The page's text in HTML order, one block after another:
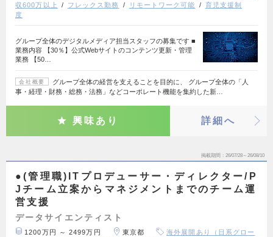
収600万以上
フレックス勤務 リモートワーク可能
育児支援制
度
グループ全体のデジタルメディア担当スタッフの募集です ■
業務内容 【30％】公式Webサイトのコンテンツ更新・管理
業務 【50…
会社概要
グループ全体の経営を支えることを目的に、 グループ全体の「人
事・経理・財務・総務・法務」などコーポレート機能を集約した新…
興味あり 詳細へ
掲載期間 26/07/28～26/08/10
●(管理職)ITプロデューサー・ディレクター/P
Jチーム立案からマネジメントまでのチーム運
営支援
データサイエンティスト
1200万円 ～ 2499万円 東京都
海外展開あり（日系グロー